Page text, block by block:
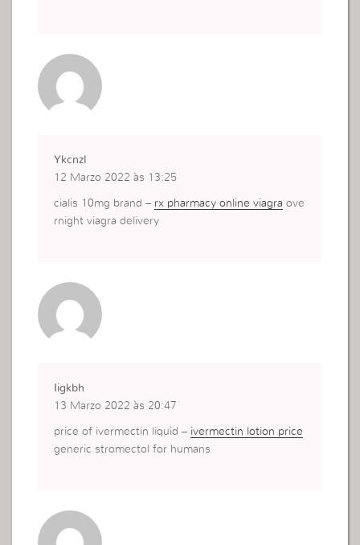
Ykcnzl
12 Marzo 2022 às 13:25
cialis 10mg brand – rx pharmacy online viagra ove
rnight viagra delivery
Iigkbh
13 Marzo 2022 às 20:47
price of ivermectin liquid – ivermectin lotion price
generic stromectol for humans